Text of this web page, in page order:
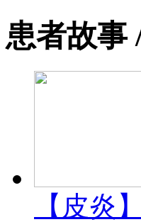
患者故事
【皮炎